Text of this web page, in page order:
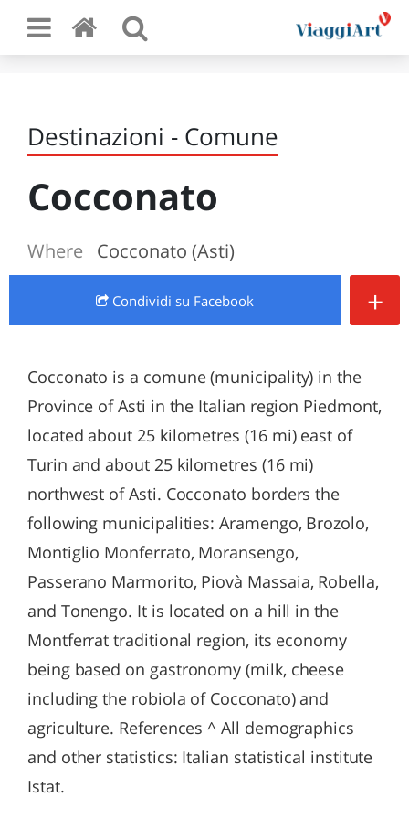
Destinazioni - Comune
Cocconato
Where Cocconato (Asti)
Condividi su Facebook +
Cocconato is a comune (municipality) in the
Province of Asti in the Italian region Piedmont,
located about 25 kilometres (16 mi) east of
Turin and about 25 kilometres (16 mi)
northwest of Asti. Cocconato borders the
following municipalities: Aramengo, Brozolo,
Montiglio Monferrato, Moransengo,
Passerano Marmorito, Piovà Massaia, Robella,
and Tonengo. It is located on a hill in the
Montferrat traditional region, its economy
being based on gastronomy (milk, cheese
including the robiola of Cocconato) and
agriculture. References ^ All demographics
and other statistics: Italian statistical institute
Istat.